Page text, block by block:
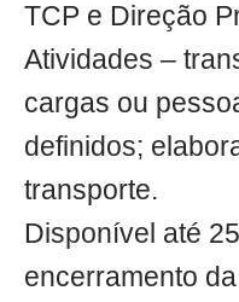
TCP e Direção
Atividades –
cargas ou
definidos;
transporte.
Disponível até
encerramento